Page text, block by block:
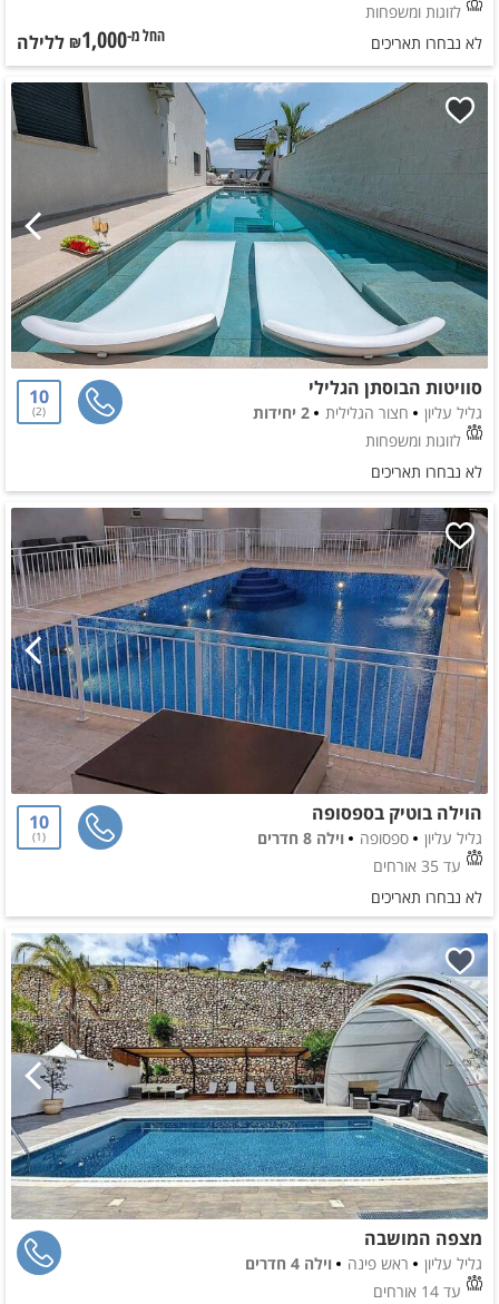
לזוגות ומשפחות
לא נבחרו תאריכים החל מ-₪1,000 ללילה
סוויטות הבוסתן הגלילי
גליל עליון חצור הגלילית
2 יחידות
לזוגות ומשפחות
10
2
לא נבחרו תאריכים
הוילה בוטיק בספסופה
גליל עליון ספסופה
וילה 8 חדרים
עד 35 אורחים
10
1
לא נבחרו תאריכים
מצפה המושבה
גליל עליון ראש פינה
וילה 4 חדרים
עד 14 אורחים